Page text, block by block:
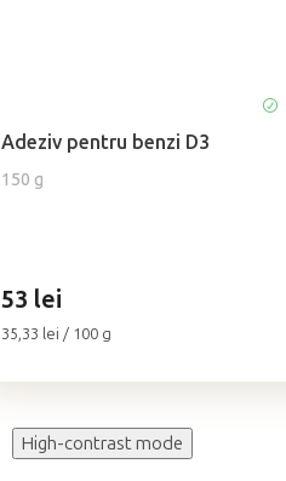
Adeziv pentru benzi D3
150 g
53 lei
Evaluare
35,33 lei / 100 g
High-contrast mode